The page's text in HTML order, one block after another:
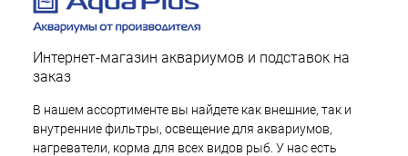
Интернет-магазин аквариумов и подставок на
заказ
В нашем ассортименте вы найдете как внешние, так и
внутренние фильтры, освещение для аквариумов,
нагреватели, корма для всех видов рыб. У нас есть